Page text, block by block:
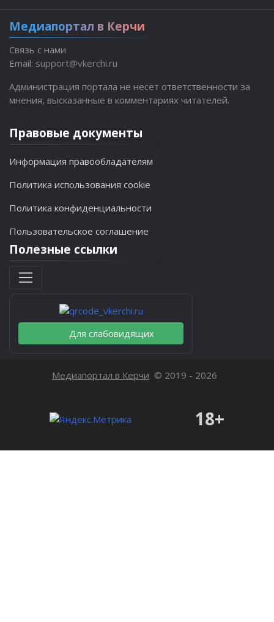
Медиапортал в Керчи
Связь с нами
Email: support@vkerchi.ru
Администрация портала не несет ответственности за
мнения, высказанные в комментариях читателей.
Правовые документы
Информация правообладателям
Политика использования cookie
Политика конфиденциальности
Пользовательское соглашение
Полезные ссылки
Для слабовидящих
Медиапортал в Керчи © 2019 - 2026
18+